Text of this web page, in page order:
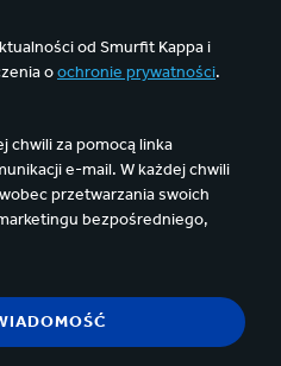
od Smurfit Kappa i
oochronie prywatności.
chwili za pomocą linka
e-mail. W każdej chwili
przetwarzania swoich
bezpośredniego,